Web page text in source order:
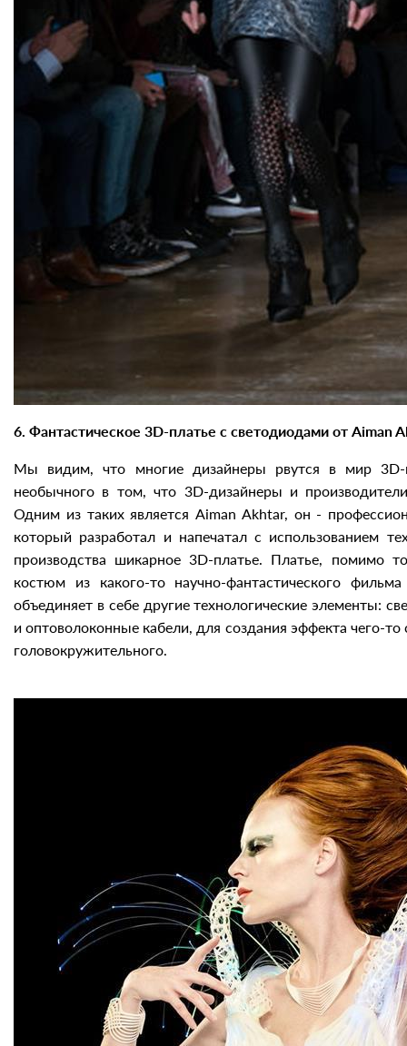
6. Фантастическое 3D-платье с светодиодами от Aiman
Мы видим, что многие дизайнеры рвутся в мир 3D-
необычного в том, что 3D-дизайнеры и
Одним из таких является Aiman Akhtar, он -
который разработал и напечатал с использованием
производства шикарное 3D-платье. Платье, помимо
костюм из какого-то научно-фантастического
объединяет в себе другие технологические элементы:
и оптоволоконные кабели, для создания эффекта чего-то
головокружительного.